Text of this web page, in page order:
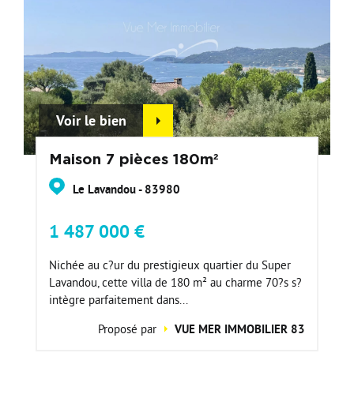
Voir le bien
Maison 7 pièces 180m²
Le Lavandou - 83980
1 487 000 €
Nichée au c?ur du prestigieux quartier du Super
Lavandou, cette villa de 180 m² au charme 70?s s?
intègre parfaitement dans...
Proposé par
VUE MER IMMOBILIER 83